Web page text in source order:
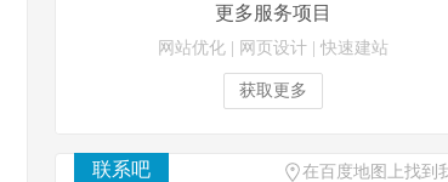
更多服务项目
网站优化 网页设计 快速建站
获取更多
联系吧 在百度地图上找到